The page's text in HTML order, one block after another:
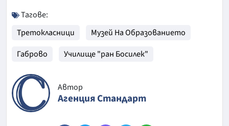
Тагове:
Третокласници
Музей На Образованието
Габрово
Училище "ран Босилек"
Автор
Агенция Стандарт